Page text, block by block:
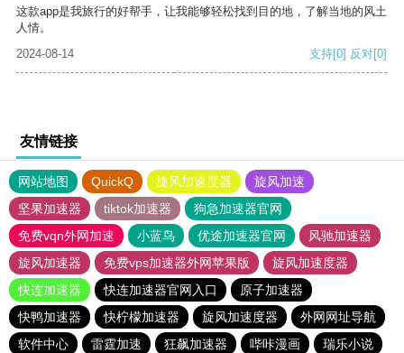
这款app是我旅行的好帮手，让我能够轻松找到目的地，了解当地的风土
人情。
2024-08-14
支持[0] 反对[0]
友情链接
网站地图 QuickQ 旋风加速度器
旋风加速
坚果加速器
tiktok加速器
狗急加速器官网
免费vqn外网加速
小蓝鸟 优途加速器官网
风驰加速器
旋风加速器
免费vps加速器外网苹果版
旋风加速度器
快连加速器
快连加速器官网入口
原子加速器
快鸭加速器
快柠檬加速器 旋风加速度器
外网网址导航
软件中心
雷霆加速 狂飙加速器 哔咔漫画
瑞乐小说